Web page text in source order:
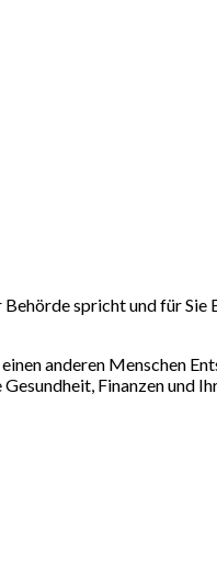
spricht und für
anderen Menschen
Finanzen und